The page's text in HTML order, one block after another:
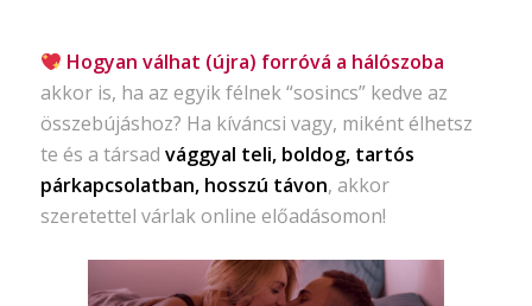
Hogyan válhat (újra) forróvá a hálószoba
akkor is, ha az egyik félnek “sosincs” kedve az
összebújáshoz? Ha kíváncsi vagy, miként élhetsz
te és a társad vággyal teli, boldog, tartós
párkapcsolatban, hosszú távon, akkor
szeretettel várlak online előadásomon!